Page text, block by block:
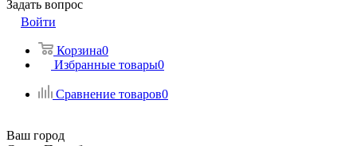
Задать вопрос
Войти
Корзина0
Избранные товары0
Сравнение товаров0
Ваш город